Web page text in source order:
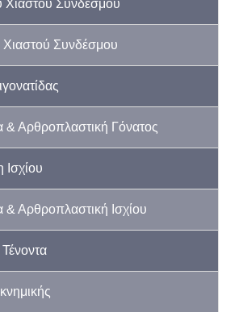
Χιαστού Συνδέσμου
Χιαστού Συνδέσμου
& Αρθροπλαστική Γόνατος
& Αρθροπλαστική Ισχίου